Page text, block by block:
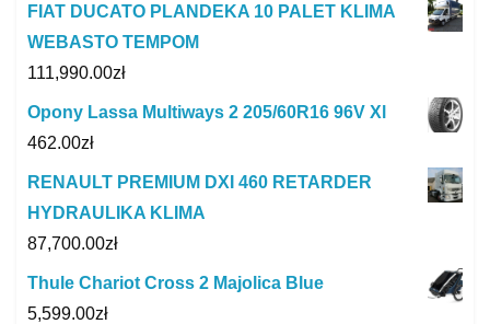
FIAT DUCATO PLANDEKA 10 PALET KLIMA
WEBASTO TEMPOM
111,990.00zł
Opony Lassa Multiways 2 205/60R16 96V Xl
462.00zł
RENAULT PREMIUM DXI 460 RETARDER
HYDRAULIKA KLIMA
87,700.00zł
Thule Chariot Cross 2 Majolica Blue
5,599.00zł